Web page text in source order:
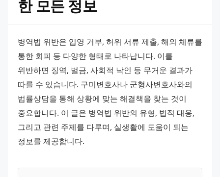
한 모든 정보
병역법 위반은 입영 거부, 허위 서류 제출, 해외 체류를
통한 회피 등 다양한 형태로 나타납니다. 이를
위반하면 징역, 벌금, 사회적 낙인 등 무거운 결과가
따를 수 있습니다. 구미변호사나 군형사변호사와의
법률상담을 통해 상황에 맞는 해결책을 찾는 것이
중요합니다. 이 글은 병역법 위반의 유형, 법적 대응,
그리고 관련 주제를 다루며, 실생활에 도움이 되는
정보를 제공합니다.